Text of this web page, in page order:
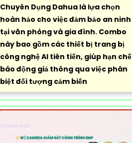
Chuyên Dụng Dahua là lựa chọn
hoàn hảo cho việc đảm bảo an ninh
tại văn phòng và gia đình. Combo
này bao gồm các thiết bị trang bị
công nghệ AI tiên tiến, giúp hạn chế
báo động giả thông qua việc phân
biệt đối tượng cảm biến